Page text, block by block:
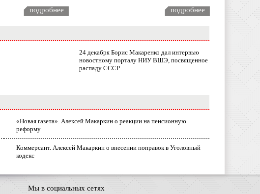
подробнее подробнее
24 декабря Борис Макаренко дал интервью
новостному порталу НИУ ВШЭ, посвященное
распаду СССР
«Новая газета». Алексей Макаркин о реакции на пенсионную
реформу
Коммерсант. Алексей Макаркин о внесении поправок в Уголовный
кодекс
Мы в социальных сетях